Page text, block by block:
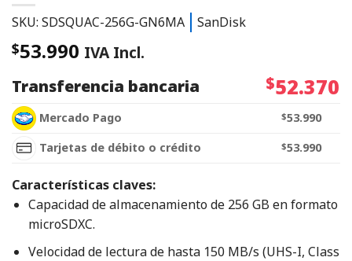
SKU: SDSQUAC-256G-GN6MA SanDisk
$53.990 IVA Incl.
Transferencia bancaria
$52.370
Mercado Pago $53.990
Tarjetas de débito o crédito
$53.990
Características claves:
Capacidad de almacenamiento de 256 GB en formato
microSDXC.
Velocidad de lectura de hasta 150 MB/s (UHS-I, Class